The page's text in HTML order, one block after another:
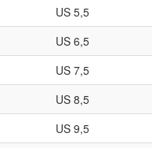
US 5,5
US 6,5
US 7,5
US 8,5
US 9,5